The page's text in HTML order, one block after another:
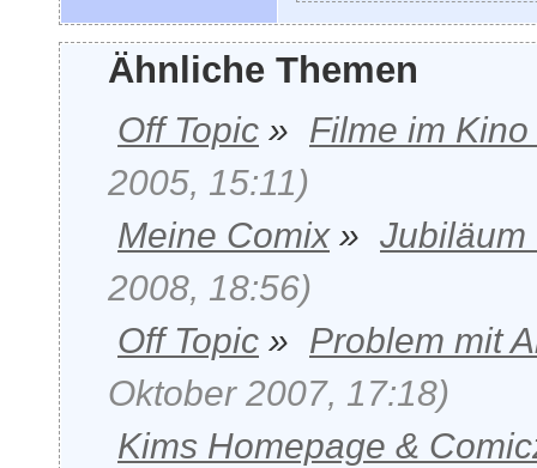
Ähnliche Themen
Off Topic » Filme im
2005, 15:11)
Meine Comix» Jubiläum
2008, 18:56)
Off Topic » Problem mit
Oktober 2007, 17:18)
Kims Homepage &